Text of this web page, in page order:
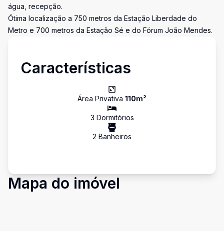
água, recepção.
Ótima localização a 750 metros da Estação Liberdade do
Metro e 700 metros da Estação Sé e do Fórum João Mendes.
Características
Área Privativa 110m²
3 Dormitórios
2 Banheiros
Mapa do imóvel